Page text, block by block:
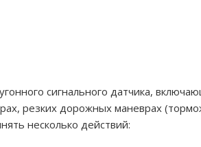
сигнального датчика,
резких дорожных маневрах
несколько действий: